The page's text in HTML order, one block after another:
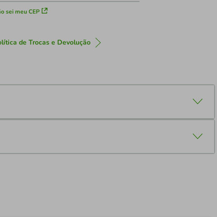
sei meu CEP
de Trocas e Devolução